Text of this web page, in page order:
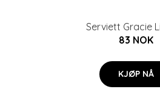
Serviett Gracie
83 NOK
KJØP NÅ